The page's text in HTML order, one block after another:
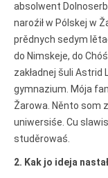
absolwent
naroźił w Pólskej w
prědnych sedym
do Nimskeje, do
zakładnej šuli Astrid
gymnazium. Mója
Žarowa. Něnto som
uniwersiśe. Cu
studěrowaś.
2. Kak jo ideja